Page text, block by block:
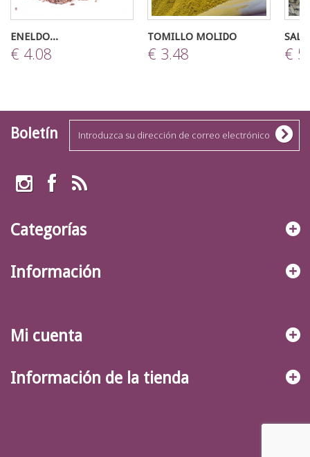
ENELDO...
€ 4.08
TOMILLO MOLIDO
€ 3.48 €
Boletín
Categorías
Información
Mi cuenta
Información de la tienda